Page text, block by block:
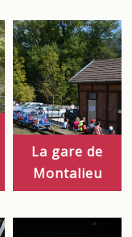
La gare de
Montalieu